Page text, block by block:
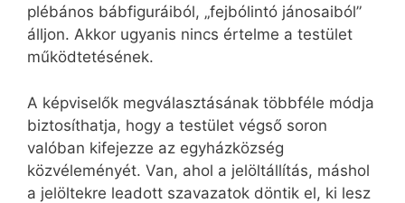
plébános bábfiguráiból, „fejbólintó jánosaiból”
álljon. Akkor ugyanis nincs értelme a testület
működtetésének.
A képviselők megválasztásának többféle módja
biztosíthatja, hogy a testület végső soron
valóban kifejezze az egyházközség
közvéleményét. Van, ahol a jelöltállítás, máshol
a jelöltekre leadott szavazatok döntik el, ki lesz